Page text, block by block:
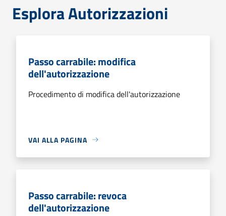
Esplora Autorizzazioni
Passo carrabile: modifica
dell'autorizzazione
Procedimento di modifica dell'autorizzazione
VAI ALLA PAGINA
Passo carrabile: revoca
dell'autorizzazione